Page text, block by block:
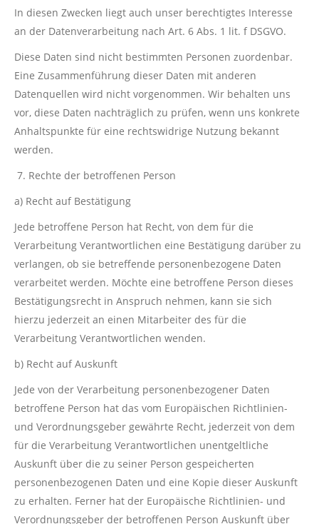
In diesen Zwecken liegt auch unser berechtigtes Interesse
an der Datenverarbeitung nach Art. 6 Abs. 1 lit. f DSGVO.
Diese Daten sind nicht bestimmten Personen zuordenbar.
Eine Zusammenführung dieser Daten mit anderen
Datenquellen wird nicht vorgenommen. Wir behalten uns
vor, diese Daten nachträglich zu prüfen, wenn uns konkrete
Anhaltspunkte für eine rechtswidrige Nutzung bekannt
werden.
Rechte der betroffenen Person
a) Recht auf Bestätigung
Jede betroffene Person hat Recht, von dem für die
Verarbeitung Verantwortlichen eine Bestätigung darüber zu
verlangen, ob sie betreffende personenbezogene Daten
verarbeitet werden. Möchte eine betroffene Person dieses
Bestätigungsrecht in Anspruch nehmen, kann sie sich
hierzu jederzeit an einen Mitarbeiter des für die
Verarbeitung Verantwortlichen wenden.
b) Recht auf Auskunft
Jede von der Verarbeitung personenbezogener Daten
betroffene Person hat das vom Europäischen Richtlinien-
und Verordnungsgeber gewährte Recht, jederzeit von dem
für die Verarbeitung Verantwortlichen unentgeltliche
Auskunft über die zu seiner Person gespeicherten
personenbezogenen Daten und eine Kopie dieser Auskunft
zu erhalten. Ferner hat der Europäische Richtlinien- und
Verordnungsgeber der betroffenen Person Auskunft über